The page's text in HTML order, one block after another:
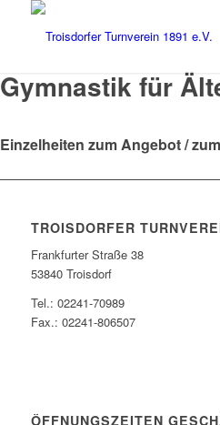
Gymnastik für
Einzelheiten zum Angebot /
TROISDORFER
Frankfurter Straße 38
53840 Troisdorf
Tel.: 02241-70989
Fax.: 02241-806507
ÖFFNUNGSZEITEN